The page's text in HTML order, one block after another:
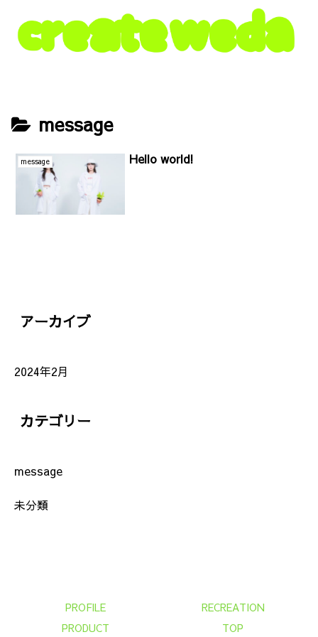
message
message Hello world!
アーカイブ
2024年2月
カテゴリー
message
未分類
PROFILE
RECREATION
PRODUCT
TOP